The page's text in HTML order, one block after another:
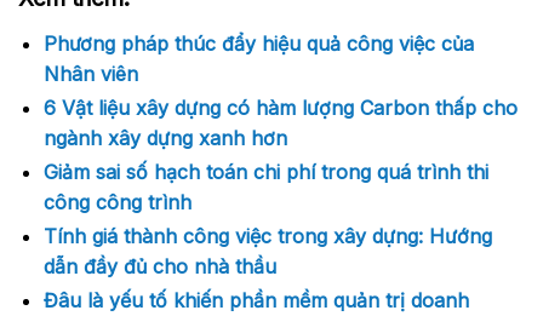
Phương pháp thúc đẩy hiệu quả công việc của
Nhân viên
6 Vật liệu xây dựng có hàm lượng Carbon thấp cho
ngành xây dựng xanh hơn
Giảm sai số hạch toán chi phí trong quá trình thi
công công trình
Tính giá thành công việc trong xây dựng: Hướng
dẫn đầy đủ cho nhà thầu
Đâu là yếu tố khiến phần mềm quản trị doanh